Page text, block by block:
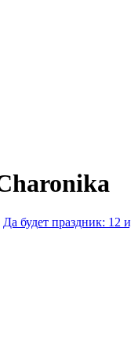
Да будет праздник: 12